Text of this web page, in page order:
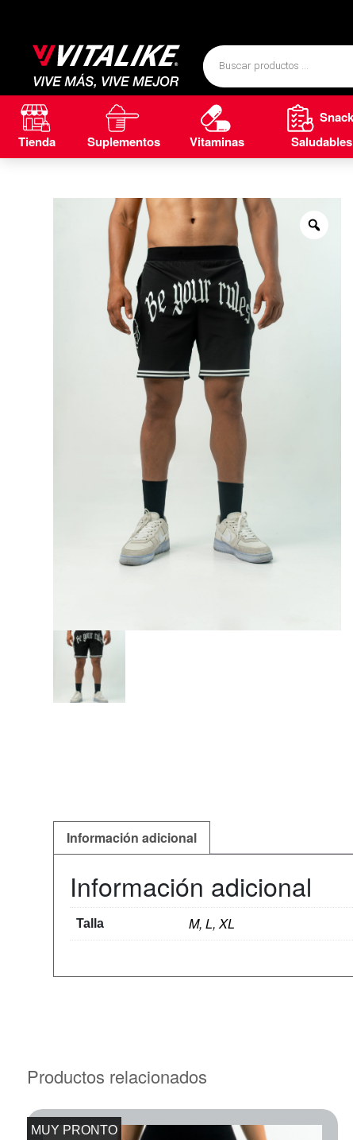
Tienda Suplementos Vitaminas
Saludables
Información adicional
Información adicional
Talla M, L, XL
Productos relacionados
MUY PRONTO